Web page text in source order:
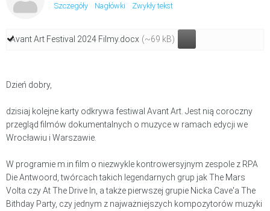
Szczegóły Nagłówki Zwykły tekst
Avant Art Festival 2024 Filmy.docx (~69 kB)
Dzień dobry,
dzisiaj kolejne karty odkrywa festiwal Avant Art. Jest nią coroczny
przegląd filmów dokumentalnych o muzyce w ramach edycji we
Wrocławiu i Warszawie.
W programie m.in film o niezwykle kontrowersyjnym zespole z RPA
Die Antwoord, twórcach takich legendarnych grup jak The Mars
Volta czy At The Drive In, a także pierwszej grupie Nicka Cave'a The
Bithday Party, czy jednym z najważniejszych kompozytorów muzyki